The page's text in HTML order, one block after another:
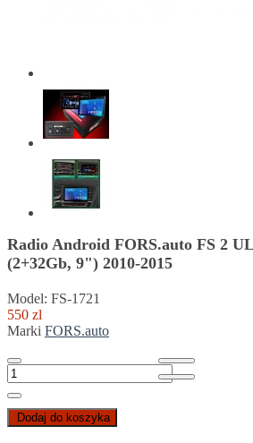
Radio Android FORS.auto FS 2
(2+32Gb, 9") 2010-2015
Model: FS-1721
550 zl
Marki FORS.auto
Dodaj do koszyka